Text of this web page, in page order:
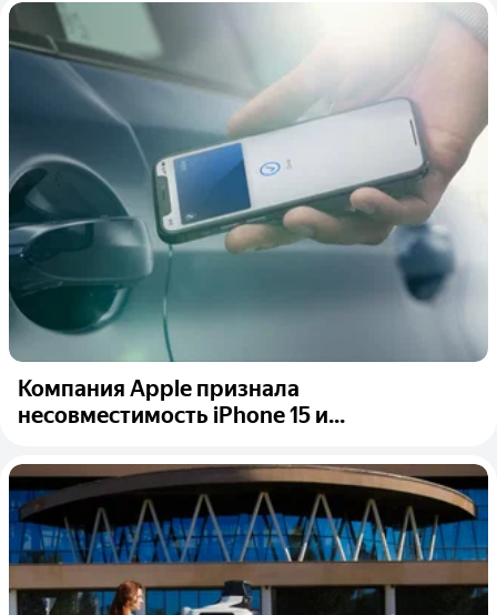
Компания Apple признала
несовместимость iPhone 15 и...